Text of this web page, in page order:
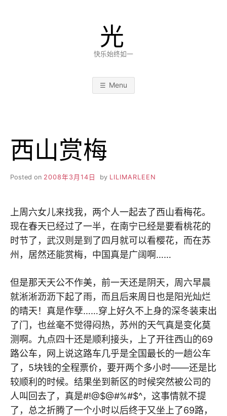
光
快乐始终如一
Menu
西山赏梅
Posted on 2008年3月14日 by LILIMARLEEN
上周六女儿来找我，两个人一起去了西山看梅花。
现在春天已经过了一半，在南宁已经是要看桃花的
时节了，武汉则是到了四月就可以看樱花，而在苏
州，居然还能赏梅，中国真是广阔啊……
但是那天天公不作美，前一天还是阴天，周六早晨
就淅淅沥沥下起了雨，而且后来周日也是阳光灿烂
的晴天！真是作孽……穿上好久不上身的深冬装束出
了门，也丝毫不觉得闷热，苏州的天气真是变化莫
测啊。九点四十还是顺利接头，上了开往西山的69
路公车，网上说这路车几乎是全国最长的一趟公车
了，5块钱的全程票价，要开两个多小时——还是比
较顺利的时候。结果坐到新区的时候突然被公司的
人叫回去了，真是#!@$@#%#$^，这事情就不提
了，总之折腾了一个小时以后终于又坐上了69路，